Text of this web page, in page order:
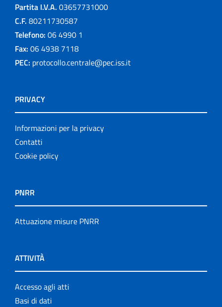
Partita I.V.A. 03657731000
C.F. 80211730587
Telefono: 06 4990 1
Fax: 06 4938 7118
PEC: protocollo.centrale@pec.iss.it
PRIVACY
Informazioni per la privacy
Contatti
Cookie policy
PNRR
Attuazione misure PNRR
ATTIVITÀ
Accesso agli atti
Basi di dati